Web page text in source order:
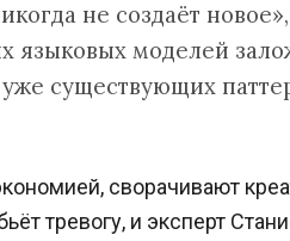
не создаёт
языковых моделей
существующих
сворачивают
тревогу, и эксперт